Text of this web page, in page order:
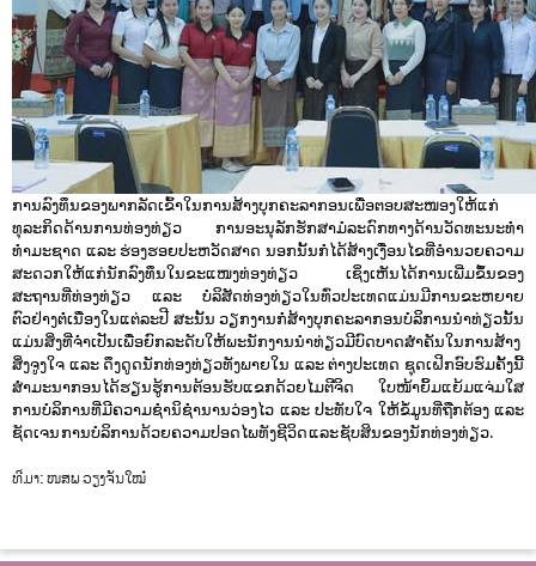
ການລົງທຶນຂອງພາກລັດເຂົ້າໃນການສ້າງບຸກຄະລາກອນເພື່ອຕອບສະໜອງໃຫ້ແກ່
ທຸລະກິດດ້ານການທ່ອງທ່ຽວ ການອະນຸລັກຮັກສາມໍລະດົກທາງດ້ານວັດທະນະທຳ
ທຳມະຊາດ ແລະ ຮ່ອງຮອຍປະຫວັດສາດ ນອກນັ້ນກໍໄດ້ສ້າງເງື່ອນໄຂທີ່ອຳນວຍຄວາມ
ສະດວກໃຫ້ແກ່ນັກລົງທຶນໃນຂະແໜງທ່ອງທ່ຽວ ເຊິ່ງເຫັນໄດ້ການເພີ່ມຂຶ້ນຂອງ
ສະຖານທີ່ທ່ອງທ່ຽວ ແລະ ບໍລິສັດທ່ອງທ່ຽວໃນທົ່ວປະເທດແມ່ນມີການຂະຫຍາຍ
ຕົວຢ່າງຕໍ່ເນື່ອງໃນແຕ່ລະປີ ສະນັ້ນ ວຽກງານກໍ່ສ້າງບຸກຄະລາກອນບໍລິການນຳທ່ຽວນັ້ນ
ແມ່ນສິ່ງທີ່ຈຳເປັນເພື່ອຍົກລະດັບໃຫ້ພະນັກງານນຳທ່ຽວມີບົດບາດສຳຄັນໃນການສ້າງ
ສິ່ງຈູງໃຈ ແລະ ດຶງດູດນັກທ່ອງທ່ຽວທັງພາຍໃນ ແລະ ຕ່າງປະເທດ ຊຸດເຝິກອົບຮົມຄັ້ງນີ້
ສຳມະນາກອນໄດ້ຮຽນຮູ້ການຕ້ອນຮັບແຂກດ້ວຍໄມຕີຈິດ ໃບໜ້າຍິ້ມແຍ້ມແຈ່ມໃສ
ການບໍລິການທີ່ມີຄວາມຊຳນິຊຳນານວ່ອງໄວ ແລະ ປະທັບໃຈ ໃຫ້ຂໍ້ມູນທີ່ຖືກຕ້ອງ ແລະ
ຊັດເຈນ ການບໍລິການດ້ວຍຄວາມປອດໄພທັງຊີວິດ ແລະ ຊັບສິນຂອງນັກທ່ອງທ່ຽວ.
ທີ່ມາ: ໜສພ ວຽງຈັນໃໝ໋